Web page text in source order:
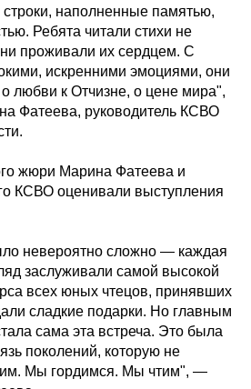
наполненные памятью,
Ребята читали стихи не
проживали их сердцем. С
искренними эмоциями, они
любви к Отчизне, о цене мира",
Фатеева, руководитель КСВО
жюри Марина Фатеева и
КСВО оценивали выступления
невероятно сложно — каждая
заслуживали самой высокой
всех юных чтецов, принявших
сладкие подарки. Но главным
сама эта встреча. Это была
поколений, которую не
Мы гордимся. Мы чтим", —